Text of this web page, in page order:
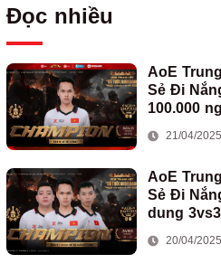
Đọc nhiều
AoE
Sẻ Đi
100.000
Việt Nam
21/04/
AoE
Sẻ Đi
dung
đoàn AoE
20/04/